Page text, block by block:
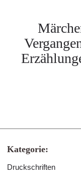
Kategorie:
Druckschriften